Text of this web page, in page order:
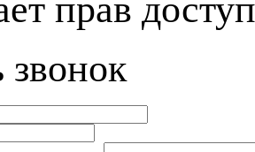
прав
звонок